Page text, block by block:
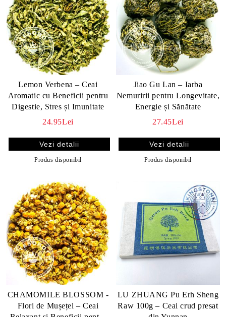
Lemon Verbena – Ceai
Aromatic cu Beneficii pentru
Digestie, Stres și Imunitate
24.95Lei
Vezi detalii
Produs disponibil
Jiao Gu Lan – Iarba
Nemuririi pentru Longevitate,
Energie și Sănătate
27.45Lei
Vezi detalii
Produs disponibil
CHAMOMILE BLOSSOM -
Flori de Mușețel – Ceai
LU ZHUANG Pu Erh Sheng
Raw 100g – Ceai crud presat